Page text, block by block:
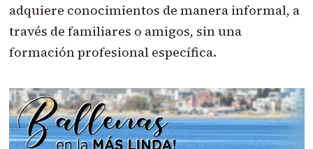
adquiere conocimientos de manera informal, a
través de familiares o amigos, sin una
formación profesional específica.